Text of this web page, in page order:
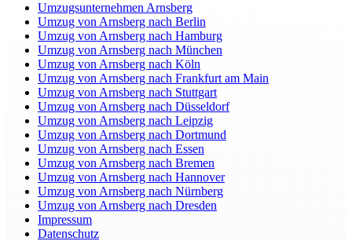
Umzugsunternehmen Arnsberg
Umzug von Arnsberg nach Berlin
Umzug von Arnsberg nach Hamburg
Umzug von Arnsberg nach München
Umzug von Arnsberg nach Köln
Umzug von Arnsberg nach Frankfurt am Main
Umzug von Arnsberg nach Stuttgart
Umzug von Arnsberg nach Düsseldorf
Umzug von Arnsberg nach Leipzig
Umzug von Arnsberg nach Dortmund
Umzug von Arnsberg nach Essen
Umzug von Arnsberg nach Bremen
Umzug von Arnsberg nach Hannover
Umzug von Arnsberg nach Nürnberg
Umzug von Arnsberg nach Dresden
Impressum
Datenschutz